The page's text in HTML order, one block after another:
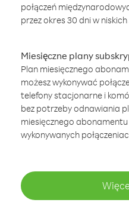
połączeń
przez okres 30 dni w
Miesięczne plany
Plan miesięcznego
możesz wykonywać
telefony stacjonarne i
bez potrzeby odnawiania
miesięcznego abonamentu
wykonywanych